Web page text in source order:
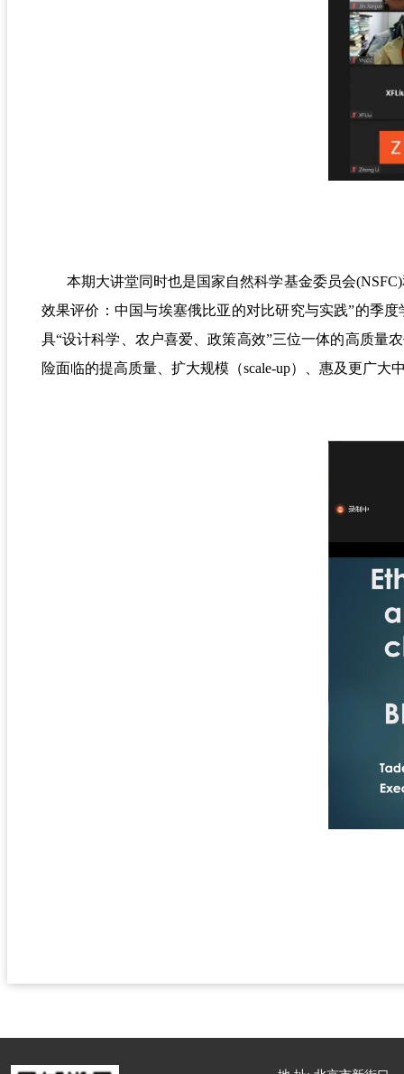
本期大讲堂同时也是国家自然科学基金委员会
效果评价：中国与埃塞俄比亚的对比研究与实践”的季
具“设计科学、农户喜爱、政策高效”三位一体的高质量
险面临的提高质量、扩大规模（scale-up）、惠及更广